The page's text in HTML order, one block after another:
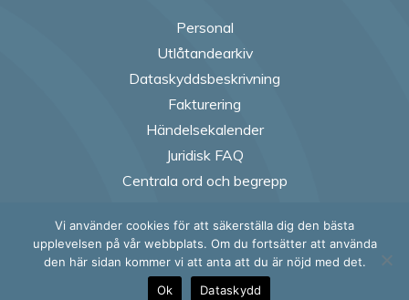
Personal
Utlåtandearkiv
Dataskyddsbeskrivning
Fakturering
Händelsekalender
Juridisk FAQ
Centrala ord och begrepp
Follow us on
Follow us on
Follow
Vi använder cookies för att säkerställa dig den bästa
upplevelsen på vår webbplats. Om du fortsätter att använda
den här sidan kommer vi att anta att du är nöjd med det.
Ok
Dataskydd